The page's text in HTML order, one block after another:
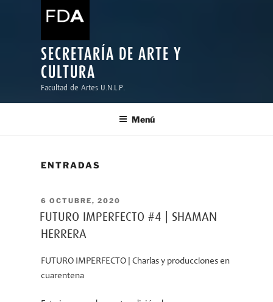
SECRETARÍA DE ARTE Y
CULTURA
Facultad de Artes U.N.L.P.
Menú
ENTRADAS
PUBLICADO
EL
6 OCTUBRE, 2020
FUTURO IMPERFECTO #4 | SHAMAN
HERRERA
FUTURO IMPERFECTO | Charlas y producciones en
cuarentena